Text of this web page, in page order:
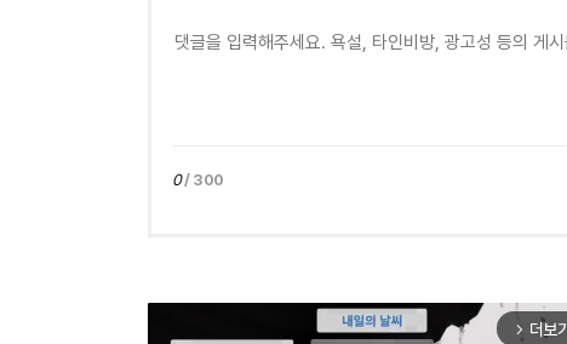
0/ 300
arrow_forward_ios 더보기